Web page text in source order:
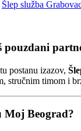
Šlep služba
pouzdani
postanu izazov,
stručnim timom i
Moj Beograd?